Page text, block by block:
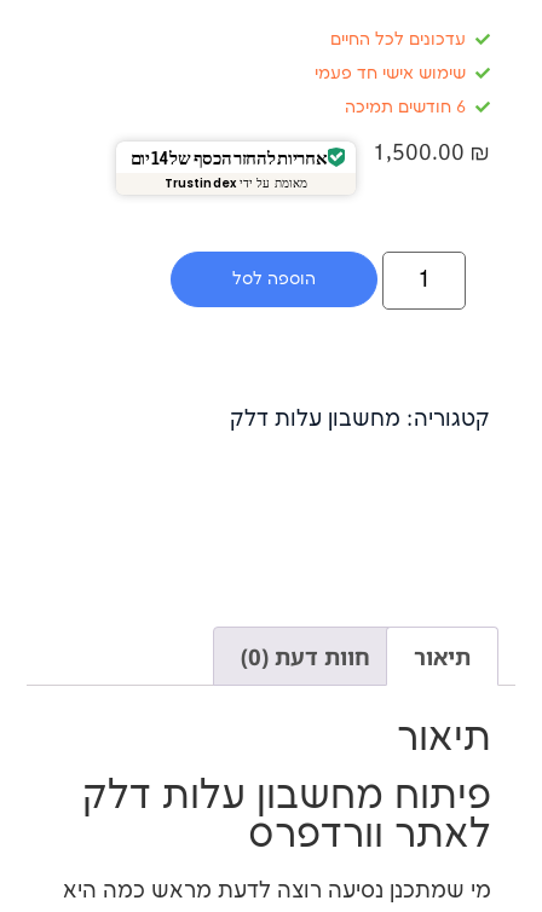
לכל החיים
חד פעמי
אחריות להחזר הכסף של 14 יום
Trustindex
הוספה לסל
מחשבון עלות דלק
חוות דעת (0)
מחשבון עלות דלק
וורדפרס
נסיעה רוצה לדעת מראש כמה היא